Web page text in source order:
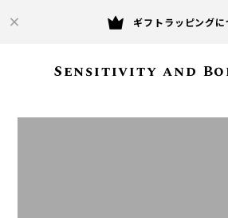
ギフトラッピングに
Sensitivity and